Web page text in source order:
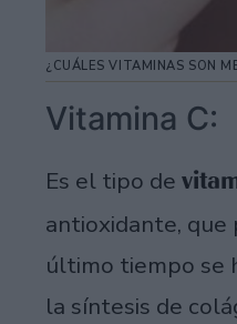
¿CUÁLES VITAMINAS SON
Vitamina C:
Es el tipo de
antioxidante, que
último tiempo se
la síntesis de